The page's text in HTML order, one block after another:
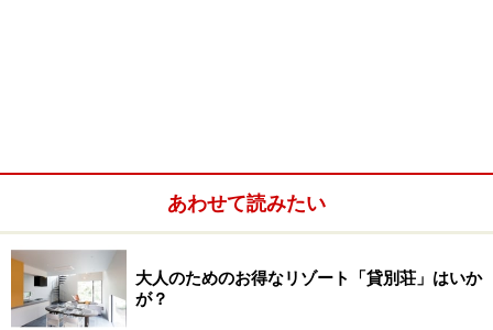
あわせて読みたい
大人のためのお得なリゾート「貸別荘」はいか
が？